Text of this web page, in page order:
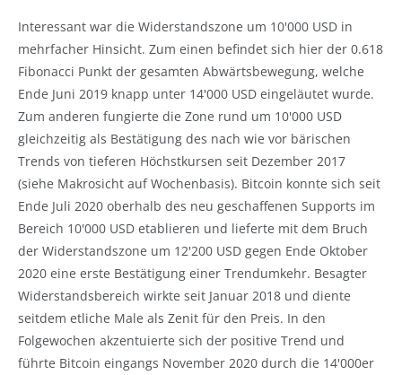
Interessant war die Widerstandszone um 10'000 USD in
mehrfacher Hinsicht. Zum einen befindet sich hier der 0.618
Fibonacci Punkt der gesamten Abwärtsbewegung, welche
Ende Juni 2019 knapp unter 14'000 USD eingeläutet wurde.
Zum anderen fungierte die Zone rund um 10'000 USD
gleichzeitig als Bestätigung des nach wie vor bärischen
Trends von tieferen Höchstkursen seit Dezember 2017
(siehe Makrosicht auf Wochenbasis). Bitcoin konnte sich seit
Ende Juli 2020 oberhalb des neu geschaffenen Supports im
Bereich 10'000 USD etablieren und lieferte mit dem Bruch
der Widerstandszone um 12'200 USD gegen Ende Oktober
2020 eine erste Bestätigung einer Trendumkehr. Besagter
Widerstandsbereich wirkte seit Januar 2018 und diente
seitdem etliche Male als Zenit für den Preis. In den
Folgewochen akzentuierte sich der positive Trend und
führte Bitcoin eingangs November 2020 durch die 14'000er